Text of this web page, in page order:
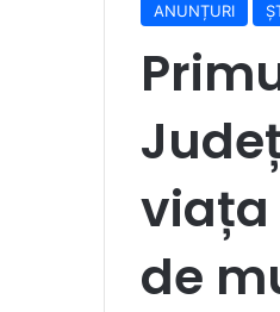
ANUNȚURI
viața
de